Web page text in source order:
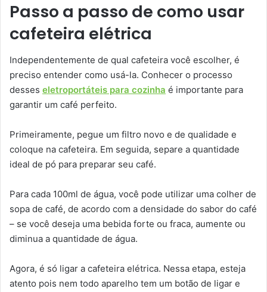
Passo a passo de como usar
cafeteira elétrica
Independentemente de qual cafeteira você escolher, é
preciso entender como usá-la. Conhecer o processo
desses eletroportáteis para cozinha é importante para
garantir um café perfeito.
Primeiramente, pegue um filtro novo e de qualidade e
coloque na cafeteira. Em seguida, separe a quantidade
ideal de pó para preparar seu café.
Para cada 100ml de água, você pode utilizar uma colher de
sopa de café, de acordo com a densidade do sabor do café
– se você deseja uma bebida forte ou fraca, aumente ou
diminua a quantidade de água.
Agora, é só ligar a cafeteira elétrica. Nessa etapa, esteja
atento pois nem todo aparelho tem um botão de ligar e